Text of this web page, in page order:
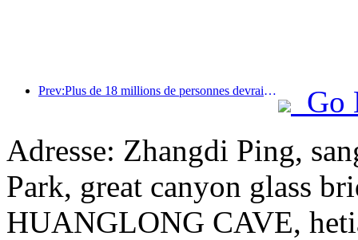
Prev:Plus de 18 millions de personnes devraient entrer et sortir du pays pendant les neuf jours de vacances du Nouvel An chinois.
Go
Adresse: Zhangdi Ping,
Park, great canyon glass
HUANGLONG CAVE,